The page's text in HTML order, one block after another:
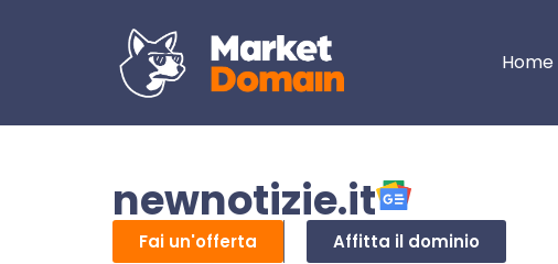
Home
newnotizie.it
Fai un'offerta Affitta il dominio